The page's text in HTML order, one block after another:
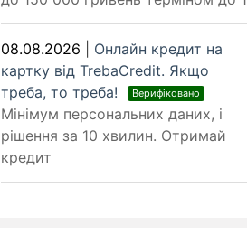
08.08.2026
Онлайн кредит на
картку від TrebaCredit. Якщо
треба, то треба!
Верифіковано
Мінімум персональних даних, і
рішення за 10 хвилин. Отримай
кредит